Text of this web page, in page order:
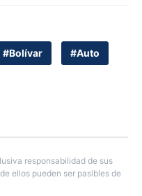
#Bolívar #Auto
responsabilidad de sus
ellos pueden ser pasibles de